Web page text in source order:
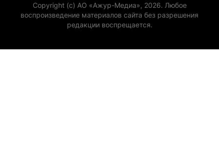
Copyright (с) АО «Ажур-Медиа», 2026. Любое
воспроизведение материалов сайта без разрешения
редакции воспрещается.